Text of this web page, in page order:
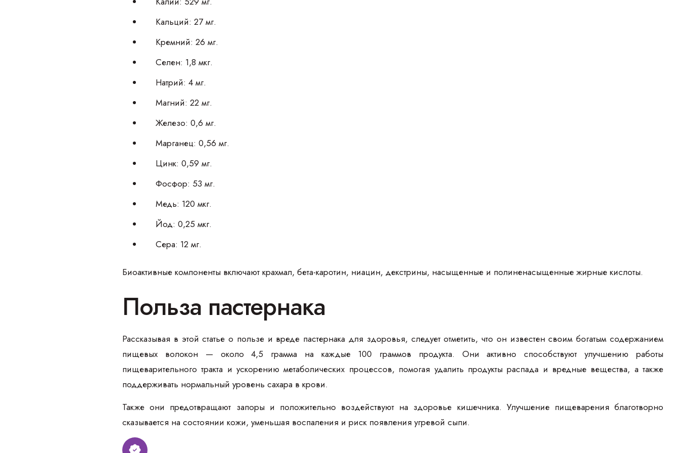
Кальций: 27 мг.
Кремний: 26 мг.
Селен: 1,8 мкг.
Натрий: 4 мг.
Магний: 22 мг.
Железо: 0,6 мг.
Марганец: 0,56 мг.
Цинк: 0,59 мг.
Фосфор: 53 мг.
Медь: 120 мкг.
Йод: 0,25 мкг.
Сера: 12 мг.
Биоактивные компоненты включают крахмал, бета-каротин, ниацин, декстрины, насыщенные и полиненасыщенные жирные кислоты.
Польза пастернака
Рассказывая в этой статье о пользе и вреде пастернака для здоровья, следует отметить, что он известен своим богатым содержанием
пищевых волокон — около 4,5 грамма на каждые 100 граммов продукта. Они активно способствуют улучшению работы
пищеварительного тракта и ускорению метаболических процессов, помогая удалить продукты распада и вредные вещества, а также
поддерживать нормальный уровень сахара в крови.
Также они предотвращают запоры и положительно воздействуют на здоровье кишечника. Улучшение пищеварения благотворно
сказывается на состоянии кожи, уменьшая воспаления и риск появления угревой сыпи.